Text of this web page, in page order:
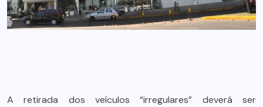
A retirada dos veículos “irregulares” deverá ser